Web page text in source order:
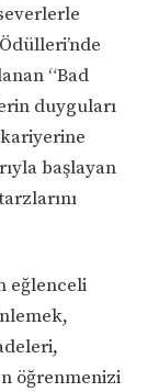
“Bad
duyguları
başlayan
eğlenceli
öğrenmenizi